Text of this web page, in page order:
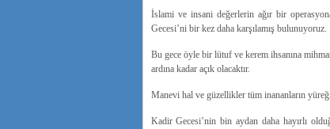
İslami ve insani değerlerin ağır bir
Gecesi’ni bir kez daha karşılamış bulunuyoruz.
Bu gece öyle bir lütuf ve kerem ihsanına
ardına kadar açık olacaktır.
Manevi hal ve güzellikler tüm inananların
Kadir Gecesi’nin bin aydan daha hayırlı